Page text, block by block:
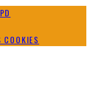
COOKIES